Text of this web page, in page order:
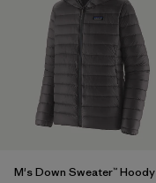
M's Down Sweater™ Hoody